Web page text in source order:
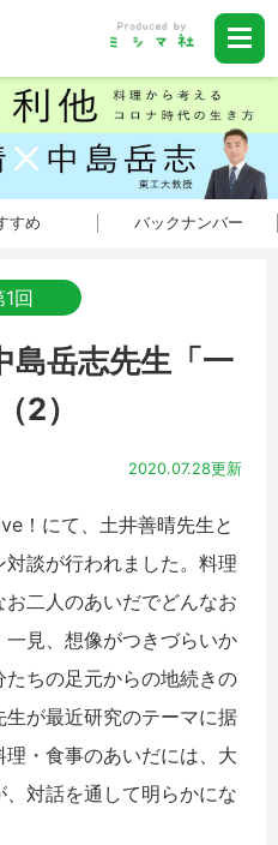
すめ バックナンバー
1回
島岳志先生「一
2）
2020.07.28更新
！にて、土井善晴先生と
談が行われました。料理
二人のあいだでどんなお
見、想像がつきづらいか
ちの足元からの地続きの
が最近研究のテーマに据
・食事のあいだには、大
対話を通して明らかにな